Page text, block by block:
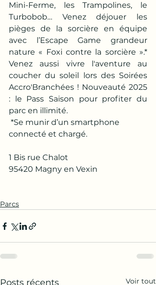
Mini-Ferme, les Trampolines, le
Turbobob… Venez déjouer les
pièges de la sorcière en équipe
avec l’Escape Game grandeur
nature « Foxi contre la sorcière ».*
Venez aussi vivre l'aventure au
coucher du soleil lors des Soirées
Accro'Branchées ! Nouveauté 2025
: le Pass Saison pour profiter du
parc en illimité.
connecté et chargé.
1 Bis rue Chalot
95420 Magny en Vexin
Parcs
Posts récents Voir tout